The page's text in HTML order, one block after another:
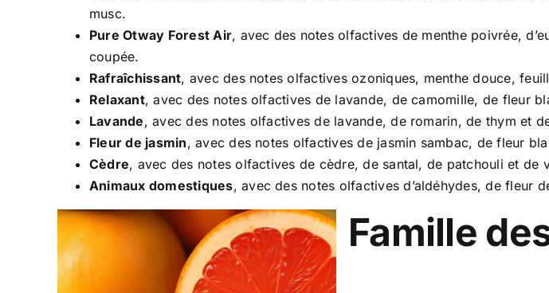
musc.
Pure Otway Forest Air, avec des notes olfactives de menthe poivrée,
coupée.
Rafraîchissant, avec des notes olfactives ozoniques, menthe douce,
Relaxant, avec des notes olfactives de lavande, de camomille, de fleur
Lavande, avec des notes olfactives de lavande, de romarin, de thym et
Fleur de jasmin, avec des notes olfactives de jasmin sambac, de fleur
Cèdre, avec des notes olfactives de cèdre, de santal, de patchouli et de
Animaux domestiques, avec des notes olfactives d’aldéhydes, de fleur
Famille